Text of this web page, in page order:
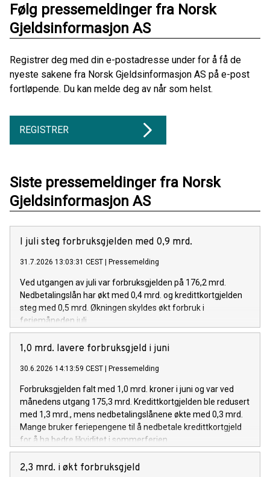
Følg pressemeldinger fra Norsk
Gjeldsinformasjon AS
Registrer deg med din e-postadresse under for å få de
nyeste sakene fra Norsk Gjeldsinformasjon AS på e-post
fortløpende. Du kan melde deg av når som helst.
REGISTRER
Siste pressemeldinger fra Norsk
Gjeldsinformasjon AS
I juli steg forbruksgjelden med 0,9 mrd.
31.7.2026 13:03:31 CEST | Pressemelding
Ved utgangen av juli var forbruksgjelden på 176,2 mrd.
Nedbetalingslån har økt med 0,4 mrd. og kredittkortgjelden
steg med 0,5 mrd. Økningen skyldes økt forbruk i
feriemåneden juli.
1,0 mrd. lavere forbruksgjeld i juni
30.6.2026 14:13:59 CEST | Pressemelding
Forbruksgjelden falt med 1,0 mrd. kroner i juni og var ved
månedens utgang 175,3 mrd. Kredittkortgjelden ble redusert
med 1,3 mrd., mens nedbetalingslånene økte med 0,3 mrd.
Mange bruker feriepengene til å nedbetale kredittkortgjeld
for å ha bedre likviditet i sommerferien.
2,3 mrd. i økt forbruksgjeld